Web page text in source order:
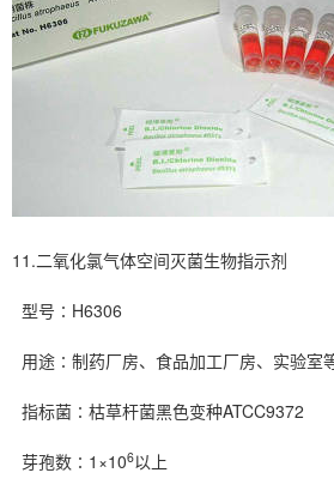
11.二氧化氯气体空间灭菌生物指示剂
型号∶H6306
用途∶制药厂房、食品加工厂房、实验室
指标菌∶枯草杆菌黑色变种ATCC9372
芽孢数∶1×106以上